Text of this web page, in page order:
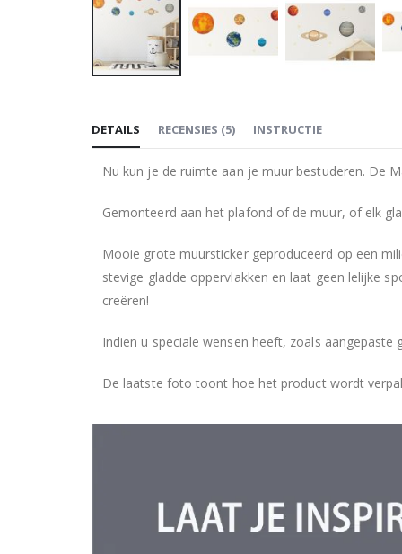
het
van
afbeeldingen-
DETAILS
Nu kun je de ruimte aan je muur bestuderen. De
Gemonteerd aan het plafond of de muur, of elk
Mooie grote muursticker geproduceerd op een
stevige gladde oppervlakken en laat geen lelijke
creëren!
Indien u speciale wensen heeft, zoals
De laatste foto toont hoe het product wordt
RECENSIES (5) INSTRUCTIE